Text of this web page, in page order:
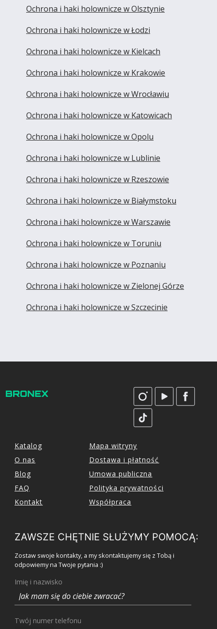
Ochrona i haki holownicze w Olsztynie
Ochrona i haki holownicze w Łodzi
Ochrona i haki holownicze w Kielcach
Ochrona i haki holownicze w Krakowie
Ochrona i haki holownicze w Wrocławiu
Ochrona i haki holownicze w Katowicach
Ochrona i haki holownicze w Opolu
Ochrona i haki holownicze w Lublinie
Ochrona i haki holownicze w Rzeszowie
Ochrona i haki holownicze w Białymstoku
Ochrona i haki holownicze w Warszawie
Ochrona i haki holownicze w Toruniu
Ochrona i haki holownicze w Poznaniu
Ochrona i haki holownicze w Zielonej Górze
Ochrona i haki holownicze w Szczecinie
Katalog
O nas
Blog
FAQ
Kontakt
Mapa witryny
Dostawa i płatność
Umowa publiczna
Polityka prywatności
Współpraca
ZAWSZE CHĘTNIE SŁUŻYMY POMOCĄ:
Zostaw swoje kontakty, a my skontaktujemy się z Tobą i
odpowiemy na Twoje pytania :)
Imię i nazwisko
Twój numer telefonu